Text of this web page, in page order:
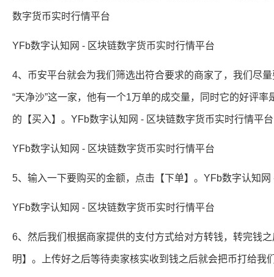
数字货币实时行情平台
YFb数字认知网 - 区块链数字货币实时行情平台
4、币安平台就会为我们筛选出符合要求的商家了，我们尽
“天净沙”这一家，他有一个1万单的成交量，同时它的好评
的【买入】。YFb数字认知网 - 区块链数字货币实时行情平台
YFb数字认知网 - 区块链数字货币实时行情平台
5、输入一下要购买的金额，点击【下单】。YFb数字认知
YFb数字认知网 - 区块链数字货币实时行情平台
6、然后我们根据商家提供的支付方式给对方转钱，转完钱
明】。上传好之后等待卖家核实收到钱之后就会把币打给